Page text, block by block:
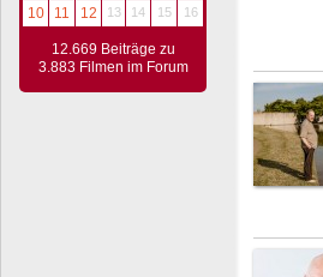
10
11 12 13 14 15 16
12.669 Beiträge zu
3.883 Filmen im Forum